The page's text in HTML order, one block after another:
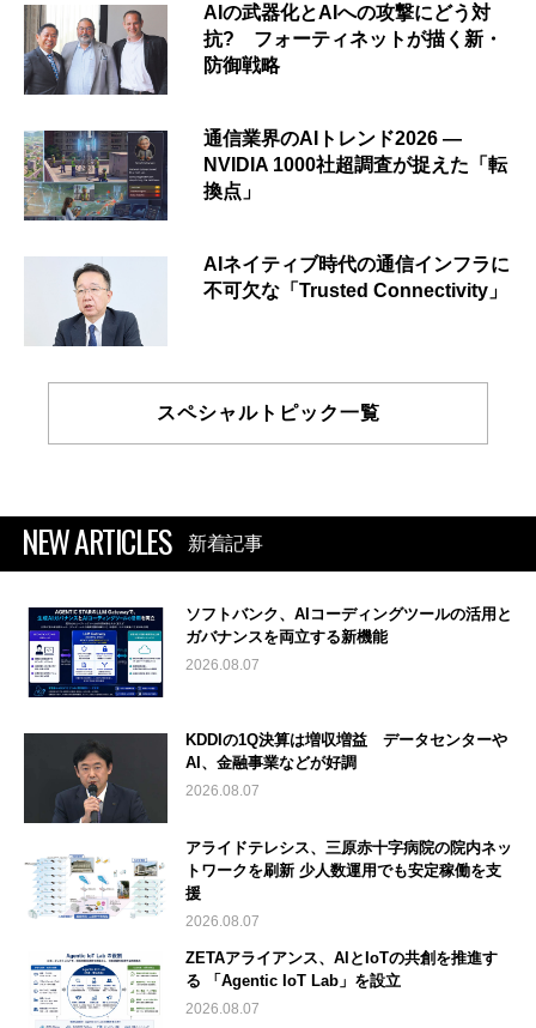
AIの武器化とAIへの攻撃にどう対
抗? フォーティネットが描く新・
防御戦略
通信業界のAIトレンド2026 ―
NVIDIA 1000社超調査が捉えた「転
換点」
AIネイティブ時代の通信インフラに
不可欠な「Trusted Connectivity」
スペシャルトピック一覧
NEW ARTICLES 新着記事
ソフトバンク、AIコーディングツールの活用と
ガバナンスを両立する新機能
2026.08.07
KDDIの1Q決算は増収増益 データセンターや
AI、金融事業などが好調
2026.08.07
アライドテレシス、三原赤十字病院の院内ネッ
トワークを刷新 少人数運用でも安定稼働を支
援
2026.08.07
ZETAアライアンス、AIとIoTの共創を推進す
る 「Agentic IoT Lab」を設立
2026.08.07